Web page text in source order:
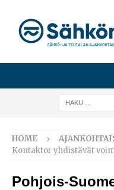
HOME
Kontaktor yhdistävät
Pohjois-